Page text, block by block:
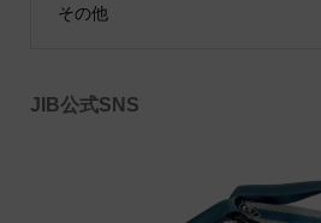
その他
JIB公式SNS